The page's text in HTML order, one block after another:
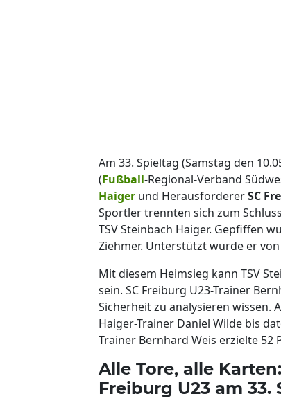
Am 33. Spieltag (Samstag den
(Fußball-Regional-Verband
Haiger und HerausfordererSC
Sportler trennten sich zum
TSV Steinbach Haiger. Gepfiffen
Ziehmer. Unterstützt wurde er
Mit diesem Heimsieg kann TSV
sein. SC Freiburg U23-Trainer
Sicherheit zu analysieren wissen.
Haiger-Trainer Daniel Wilde bis
Trainer Bernhard Weis erzielte 52
Alle Tore, alle
Freiburg U23 am